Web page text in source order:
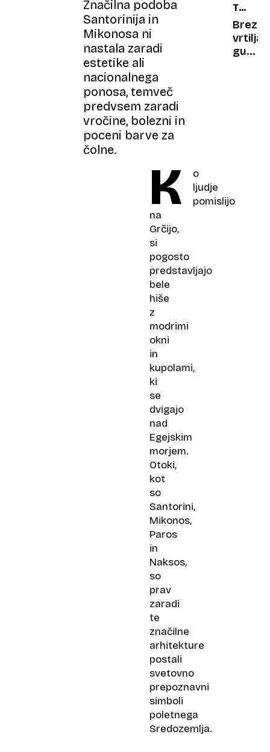
Značilna podoba
Santorinija in
Mikonosa ni
nastala zaradi
estetike ali
nacionalnega
ponosa, temveč
predvsem zaradi
vročine, bolezni in
poceni barve za
čolne.
K
o
ljudje
pomislijo
na
Grčijo,
si
pogosto
predstavljajo
bele
hiše
z
modrimi
okni
in
kupolami,
ki
se
dvigajo
nad
Egejskim
morjem.
Otoki,
kot
so
Santorini,
Mikonos,
Paros
in
Naksos,
so
prav
zaradi
te
značilne
arhitekture
postali
svetovno
prepoznavni
simboli
poletnega
Sredozemlja.
Sultan
Kösen,
najvišji
človek
ZA
VOJAKE
Brez